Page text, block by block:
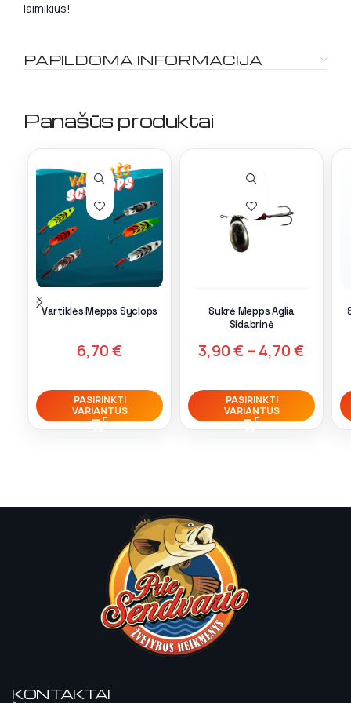
laimikius!
PAPILDOMA INFORMACIJA
Panašūs produktai
Vartiklės Mepps Syclops
6,70€
PASIRINKTI
VARIANTUS
Sukrė Mepps Aglia
Sidabrinė
3,90€ – 4,70€
PASIRINKTI
VARIANTUS
KONTAKTAI